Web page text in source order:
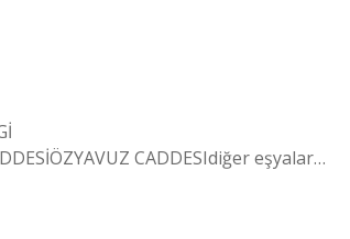
CADDESIdiğer eşyalar…